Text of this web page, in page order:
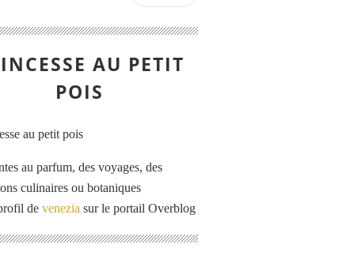
AU PETIT
POIS
au parfum, des voyages, des
culinaires ou botaniques
de venezia sur le portail Overblog